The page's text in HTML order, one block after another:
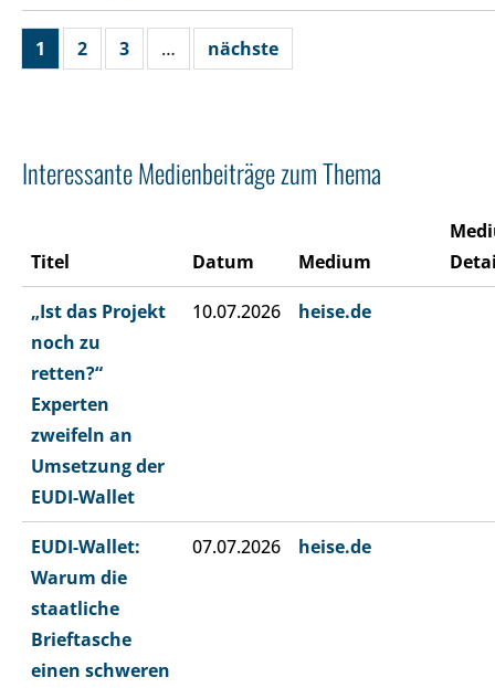
1 2 3 … nächste
Interessante Medienbeiträge zum Thema
Titel Datum Medium
„Ist das Projekt
noch zu
retten?“
Experten
zweifeln an
Umsetzung der
EUDI-Wallet
10.07.2026 heise.de
EUDI-Wallet:
Warum die
staatliche
Brieftasche
einen schweren
07.07.2026 heise.de